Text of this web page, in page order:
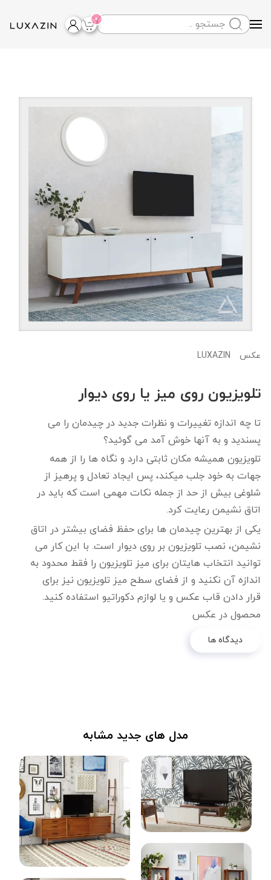
Skip to main content
0
عکس LUXAZIN
تلویزیون روی میز یا روی دیوار
تا چه اندازه تغییرات و نظرات جدید در چیدمان را می
پسندید و به آنها خوش آمد می گوئید؟
تلویزیون همیشه مکان ثابتی دارد و نگاه ها را از همه
جهات به خود جلب میکند، پس ایجاد تعادل و پرهیز از
شلوغی بیش از حد از جمله نکات مهمی است که باید در
اتاق نشیمن رعایت کرد.
یکی از بهترین چیدمان ها برای حفظ فضای بیشتر در اتاق
نشیمن، نصب تلویزیون بر روی دیوار است. با این کار می
توانید انتخاب هایتان برای میز تلویزیون را فقط محدود به
اندازه آن نکنید و از فضای سطح میز تلویزیون نیز برای
قرار دادن قاب عکس و یا لوازم دکوراتیو استفاده کنید.
محصول در عکس
دیدگاه ها
مدل های جدید مشابه